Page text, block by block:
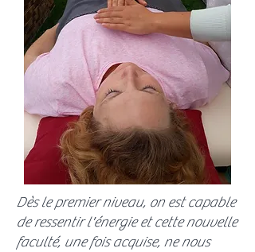
Dès le premier niveau, on est capable
de ressentir l'énergie et cette nouvelle
faculté, une fois acquise, ne nous